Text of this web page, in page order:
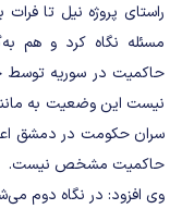
راستای پروژه نیل تا
مسئله نگاه کرد و هم
حاکمیت در سوریه توسط
نیست این وضعیت به
سران حکومت در دمشق
حاکمیت مشخص نیست.
وی افزود: در نگاه دوم